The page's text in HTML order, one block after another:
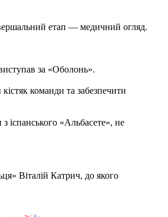
етап — медичний огляд.
за «Оболонь».
команди та забезпечити
іспанського «Альбасете», не
Віталій Катрич, до якого